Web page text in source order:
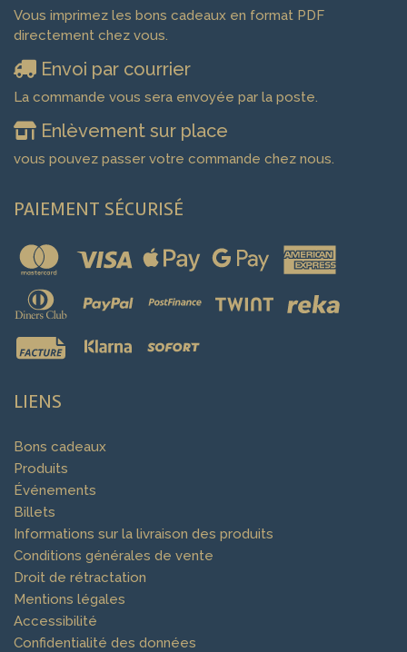
Vous imprimez les bons cadeaux en format PDF
directement chez vous.
Envoi par courrier
La commande vous sera envoyée par la poste.
Enlèvement sur place
vous pouvez passer votre commande chez nous.
PAIEMENT SÉCURISÉ
LIENS
Bons cadeaux
Produits
Événements
Billets
Informations sur la livraison des produits
Conditions générales de vente
Droit de rétractation
Mentions légales
Accessibilité
Confidentialité des données